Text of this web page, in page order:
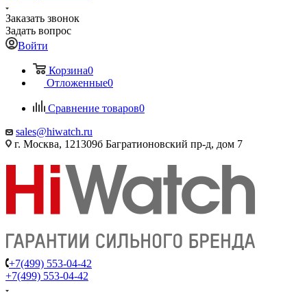
Заказать звонок
Задать вопрос
Войти
Корзина0
Отложенные0
Сравнение товаров0
sales@hiwatch.ru
г. Москва, 121309б Багратионовский пр-д, дом 7
+7(499) 553-04-42
+7(499) 553-04-42